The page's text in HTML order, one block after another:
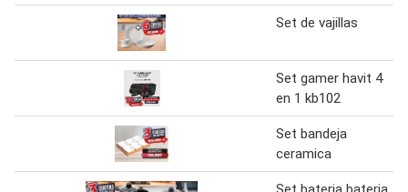
Set de vajillas
Set gamer havit 4
en 1 kb102
Set bandeja
ceramica